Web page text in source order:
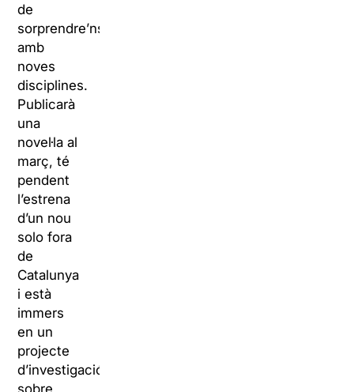
de
sorprendre’ns
amb
noves
disciplines.
Publicarà
una
novel·la al
març, té
pendent
l’estrena
d’un nou
solo fora
de
Catalunya
i està
immers
en un
projecte
d’investigació